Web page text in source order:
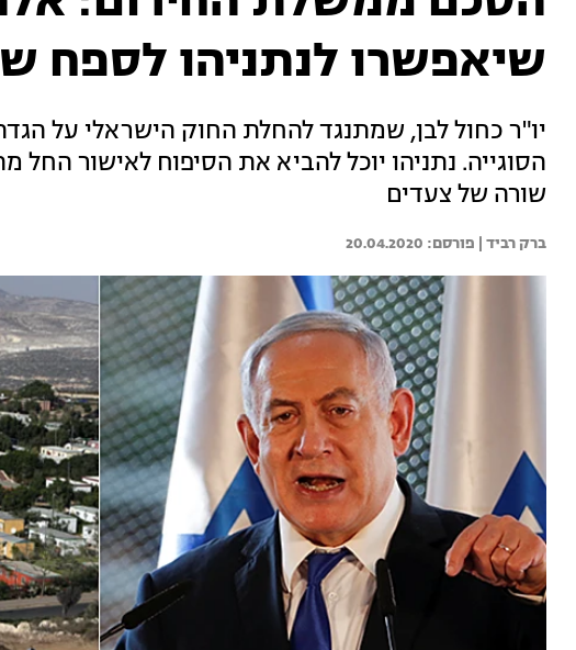
שיאפשרו לנתניהו לספח
יו"ר כחול לבן, שמתנגד להחלת החוק הישראלי על
שורה של צעדים
ברק רביד | 20.04.2020